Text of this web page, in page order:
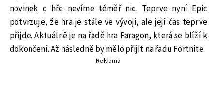
novinek o hře nevíme téměř nic. Teprve nyní Epic
potvrzuje, že hra je stále ve vývoji, ale její čas teprve
přijde. Aktuálně je na řadě hra Paragon, která se blíží k
dokončení. Až následně by mělo přijít na řadu Fortnite.
Reklama